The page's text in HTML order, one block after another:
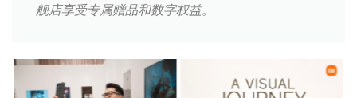
舰店享受专属赠品和数字权益。